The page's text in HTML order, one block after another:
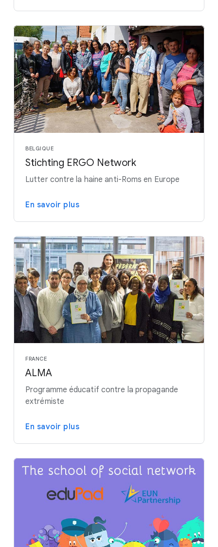
BELGIQUE
Stichting ERGO Network
Lutter contre la haine anti-Roms en Europe
En savoir plus
FRANCE
ALMA
Programme éducatif contre la propagande
extrémiste
En savoir plus